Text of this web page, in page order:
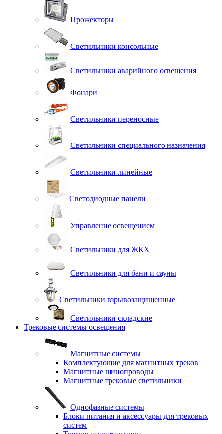
Прожекторы
Светильники консольные
Светильники аварийного освещения
Фонари
Светильники переносные
Светильники специального назначения
Светильники линейные
Светодиодные панели
Управление освещением
Светильники для ЖКХ
Светильники для бани и сауны
Светильники взрывозащищенные
Светильники складские
Трековые системы освещения
Магнитные системы
Комплектующие для магнитных треков
Магнитные шинопроводы
Магнитные трековые светильники
Однофазные системы
Блоки питания и аксессуары для трековых
систем